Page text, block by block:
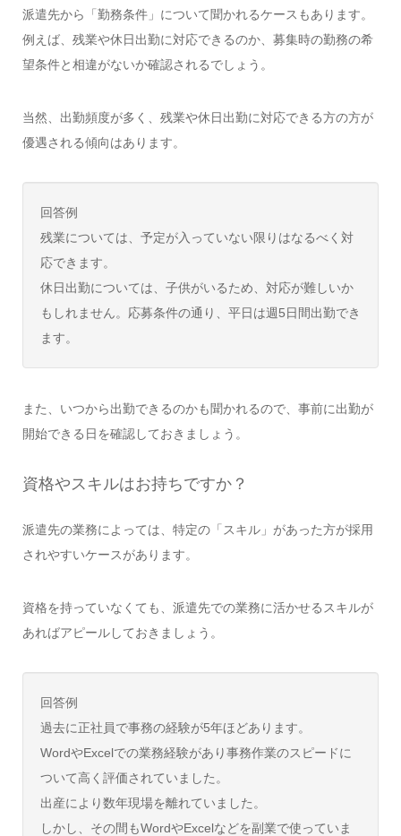
派遣先から「勤務条件」について聞かれるケースもあります。
例えば、残業や休日出勤に対応できるのか、募集時の勤務の希
望条件と相違がないか確認されるでしょう。
当然、出勤頻度が多く、残業や休日出勤に対応できる方の方が
優遇される傾向はあります。
回答例
残業については、予定が入っていない限りはなるべく対
応できます。
休日出勤については、子供がいるため、対応が難しいか
もしれません。応募条件の通り、平日は週5日間出勤でき
ます。
また、いつから出勤できるのかも聞かれるので、事前に出勤が
開始できる日を確認しておきましょう。
資格やスキルはお持ちですか？
派遣先の業務によっては、特定の「スキル」があった方が採用
されやすいケースがあります。
資格を持っていなくても、派遣先での業務に活かせるスキルが
あればアピールしておきましょう。
回答例
過去に正社員で事務の経験が5年ほどあります。
WordやExcelでの業務経験があり事務作業のスピードに
ついて高く評価されていました。
出産により数年現場を離れていました。
しかし、その間もWordやExcelなどを副業で使っていま